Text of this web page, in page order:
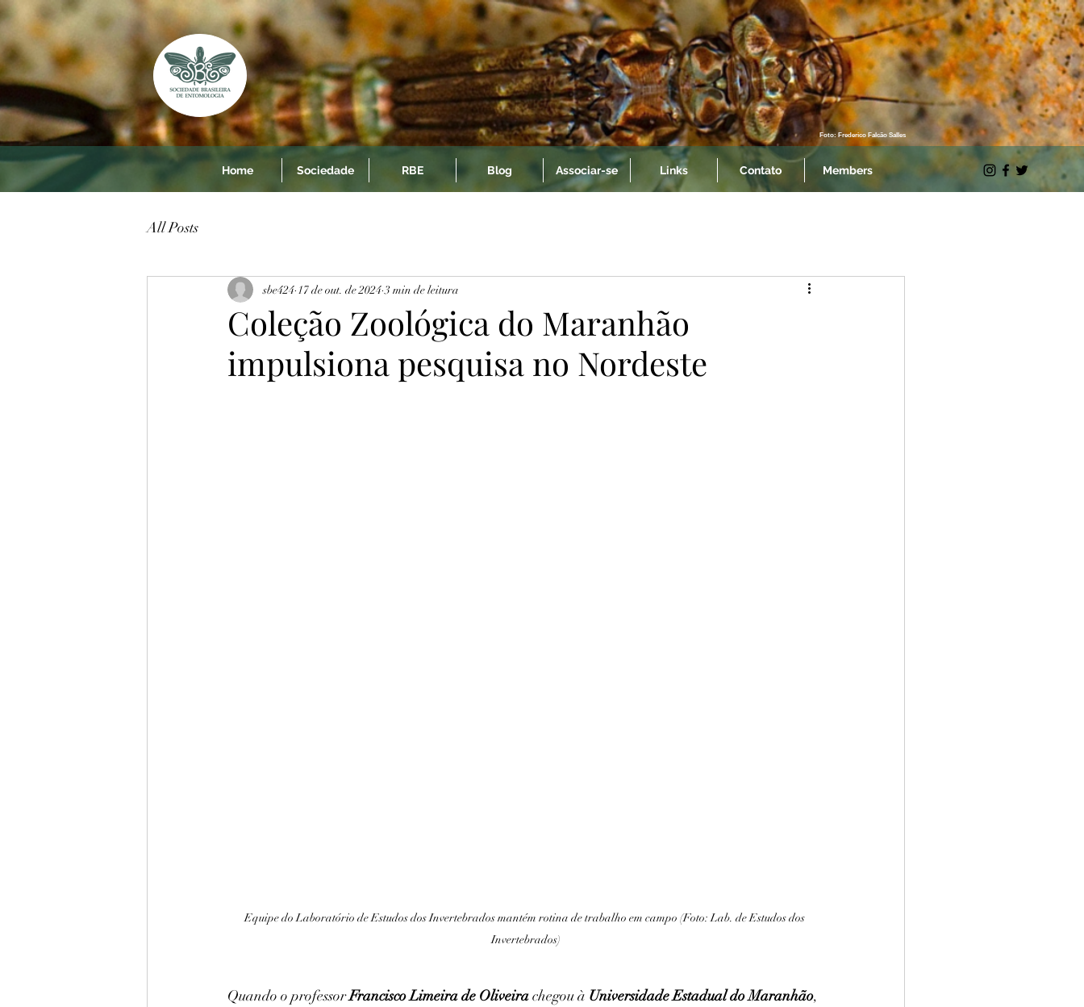
Home Sociedade RBE Blog Associar-se Links Contato Members
Foto: Frederico Falcão Salles
All Posts
Coleção Zoológica do Maranhão
impulsiona pesquisa no Nordeste
sbe424 17 de out. de 2024 3 min de leitura
Equipe do Laboratório de Estudos dos Invertebrados mantém rotina de trabalho em campo (Foto: Lab. de Estudos dos
Invertebrados)
Quando o professor Francisco Limeira de Oliveira chegou à Universidade Estadual do Maranhão,